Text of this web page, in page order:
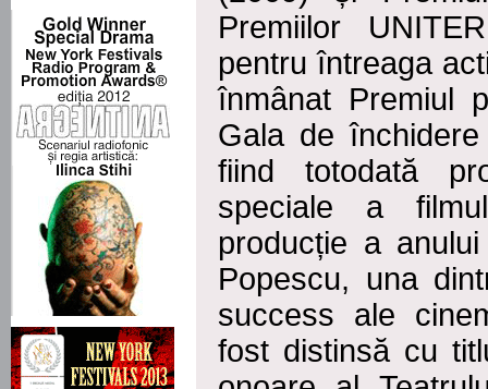
Premiilor
pentru întreaga
înmânat Premiul
Gala de
fiind totodată
speciale a
producție a
Popescu, una
success ale
fost distinsă cu